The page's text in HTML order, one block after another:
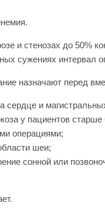
и стенозах до 50%
сужениях интервал
назначают перед
сердце и
у пациентов
операциями;
шеи;
сонной или